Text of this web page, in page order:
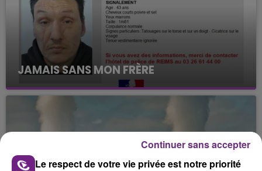
JAMAIS SANS MON FRÈRE
Julien Fourel n'a plus donné signé de vie depuis 5
mois. Sa sœur poursuit ses recherches pour le
retrouver.
Le respect de votre vie privée est notre priorité
Continuer sans accepter